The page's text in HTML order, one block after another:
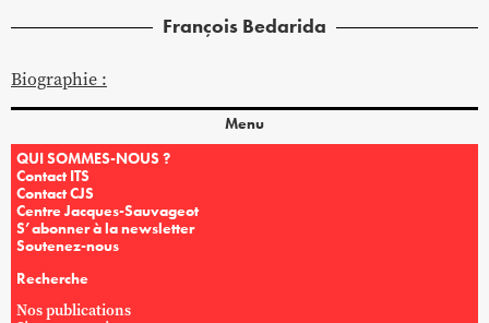
François Bedarida
Biographie :
Menu
QUI SOMMES-NOUS ?
Contact ITS
Contact CJS
Centre Jacques-Sauvageot
S’abonner à la newsletter
Soutenez-nous
Recherche
Nos publications